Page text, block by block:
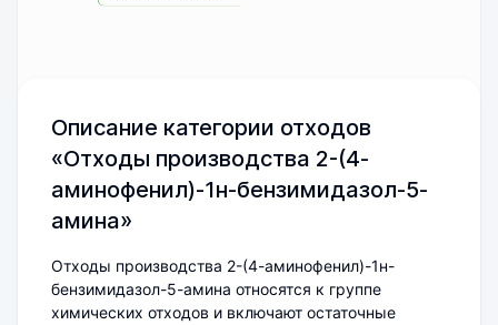
Описание категории отходов
«Отходы производства 2-(4-
аминофенил)-1н-бензимидазол-5-
амина»
Отходы производства 2-(4-аминофенил)-1н-
бензимидазол-5-амина относятся к группе
химических отходов и включают остаточные